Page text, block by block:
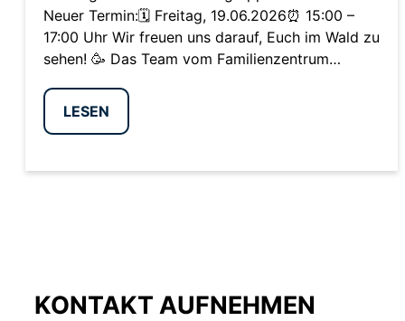
Neuer Termin:🗓️ Freitag, 19.06.2026⏰ 15:00 –
17:00 Uhr Wir freuen uns darauf, Euch im Wald zu
sehen! 🥳 Das Team vom Familienzentrum…
LESEN
KONTAKT AUFNEHMEN